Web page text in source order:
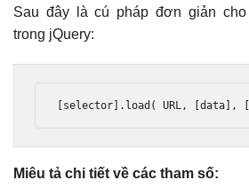
Sau đây là cú pháp đơn giản
trong jQuery:
[selector].load( URL, [data],
Miêu tả chi tiết về các tham số: